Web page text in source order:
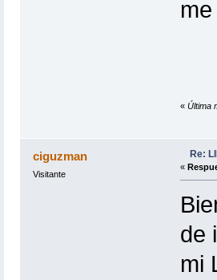
« Última
ciguzman
Visitante
Re:
«
de
mi